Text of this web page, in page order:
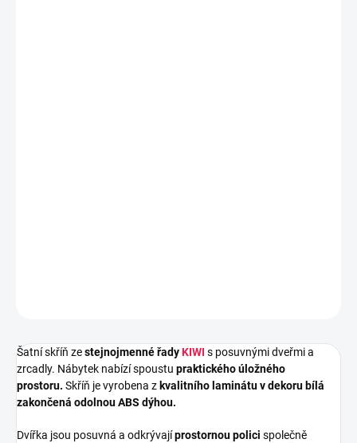
Šatní skříň zestejnojmenné řadyKIWI s posuvnými dveřmi a
zrcadly. Nábytek nabízí spoustu praktického úložného
prostoru. Skříň je vyrobena z kvalitního laminátu v dekoru bílá
zakončená odolnou ABS dýhou.
Dvířka jsou posuvná a odkrývajíprostornou polici společně